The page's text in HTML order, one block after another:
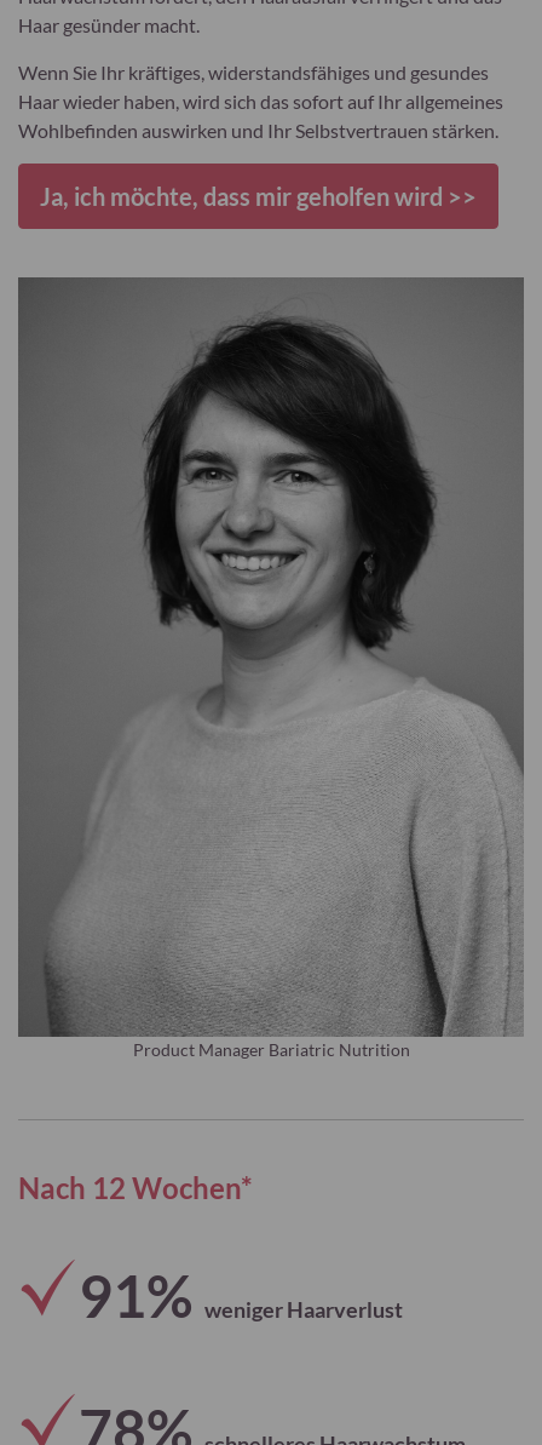
Haar gesünder macht.
Wenn Sie Ihr kräftiges, widerstandsfähiges und gesundes
Haar wieder haben, wird sich das sofort auf Ihr allgemeines
Wohlbefinden auswirken und Ihr Selbstvertrauen stärken.
Ja, ich möchte, dass mir geholfen wird >>
Product Manager Bariatric Nutrition
Nach 12 Wochen*
91% weniger Haarverlust
78%